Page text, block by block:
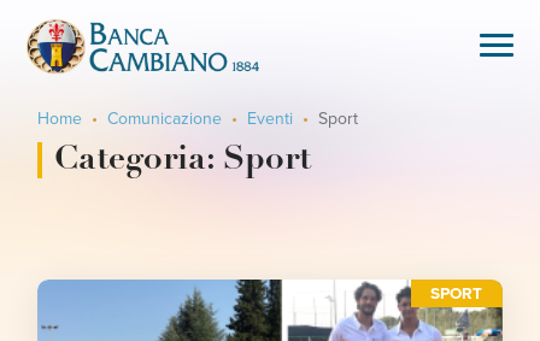
Home Comunicazione Eventi Sport
Categoria: Sport
SPORT